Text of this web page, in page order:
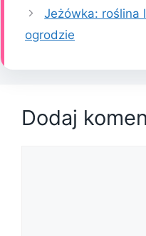
Jeżówka: roślina
ogrodzie
Dodaj